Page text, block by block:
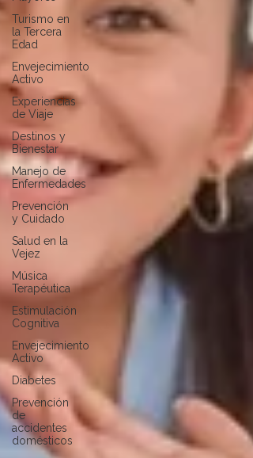
Turismo en
la Tercera
Edad
Envejecimiento
Activo
Experiencias
de Viaje
Destinos y
Bienestar
Manejo de
Enfermedades
Prevención
y Cuidado
Salud en la
Vejez
Música
Terapéutica
Estimulación
Cognitiva
Envejecimiento
Activo
Diabetes
Prevención
de
accidentes
domésticos